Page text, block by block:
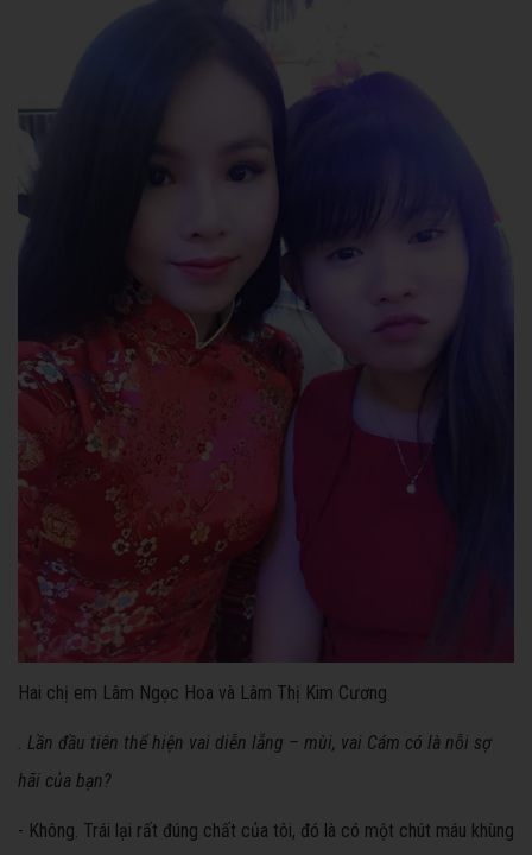
Hai chị em Lâm Ngọc Hoa và Lâm Thị Kim Cương
. Lần đầu tiên thể hiện vai diễn lẵng – mùi, vai Cám có là nỗi sợ
hãi của bạn?
- Không. Trái lại rất đúng chất của tôi, đó là có một chút máu khùng